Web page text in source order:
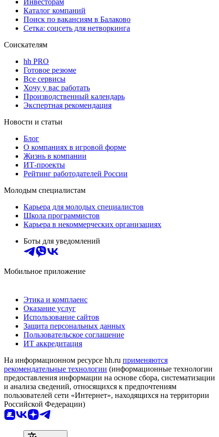
Инвесторам
Каталог компаний
Поиск по вакансиям в Балаково
Сетка: соцсеть для нетворкинга
Соискателям
hh PRO
Готовое резюме
Все сервисы
Хочу у вас работать
Производственный календарь
Экспертная рекомендация
Новости и статьи
Блог
О компаниях в игровой форме
Жизнь в компании
ИТ-проекты
Рейтинг работодателей России
Молодым специалистам
Карьера для молодых специалистов
Школа программистов
Карьера в некоммерческих организациях
Боты для уведомлений
Мобильное приложение
Этика и комплаенс
Оказание услуг
Использование сайтов
Защита персональных данных
Пользовательское соглашение
ИТ аккредитация
На информационном ресурсе hh.ru применяются
рекомендательные технологии (информационные технологии
предоставления информации на основе сбора, систематизации
и анализа сведений, относящихся к предпочтениям
пользователей сети «Интернет», находящихся на территории
Российской Федерации)